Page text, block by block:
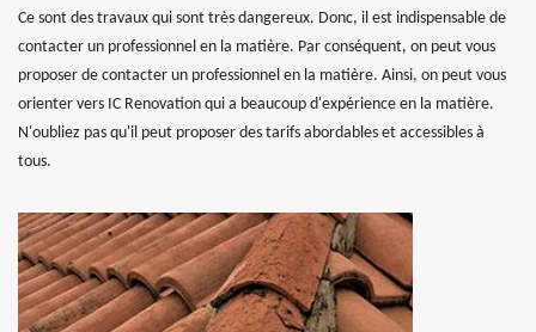
Ce sont des travaux qui sont très dangereux. Donc, il est indispensable de
contacter un professionnel en la matière. Par conséquent, on peut vous
proposer de contacter un professionnel en la matière. Ainsi, on peut vous
orienter vers IC Renovation qui a beaucoup d'expérience en la matière.
N'oubliez pas qu'il peut proposer des tarifs abordables et accessibles à
tous.